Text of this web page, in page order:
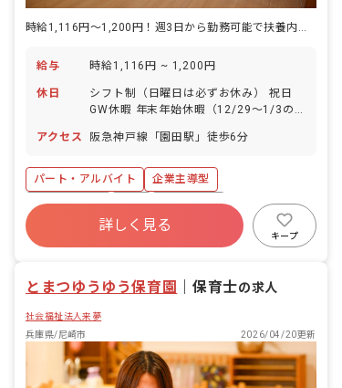
時給1,116円～1,200円！週3日から勤務可能で扶養内勤務もOK
給与 時給1,116円 ~ 1,200円
休日
シフト制（日曜日は必ずお休み） 祝日
GW休暇 年末年始休暇（12/29～1/3の6
位での取得可/5日以上の連休相談OK）
100％・復帰率100％） 介護・看護休暇
特別休暇
アクセス 阪急神戸線「園田駅」徒歩6分
パート・アルバイト
企業主導型
社会保険完備
有給
残業少なめ
昇給昇進あり
産休育休制度
乳児保育のみ
詳しく見る
キープ
とまつゆうゆう保育園 ｜保育士の求人
社会福祉法人来夢
兵庫県/尼崎市
2026/04/20更新